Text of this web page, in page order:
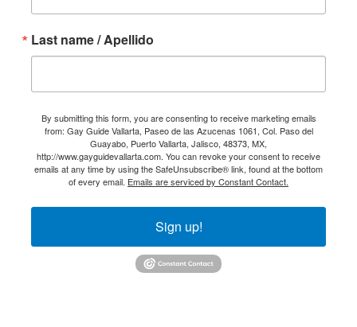
Last name / Apellido
By submitting this form, you are consenting to receive marketing emails
from: Gay Guide Vallarta, Paseo de las Azucenas 1061, Col. Paso del
Guayabo, Puerto Vallarta, Jalisco, 48373, MX,
http://www.gayguidevallarta.com. You can revoke your consent to receive
emails at any time by using the SafeUnsubscribe® link, found at the bottom
of every email. Emails are serviced by Constant Contact.
Sign up!